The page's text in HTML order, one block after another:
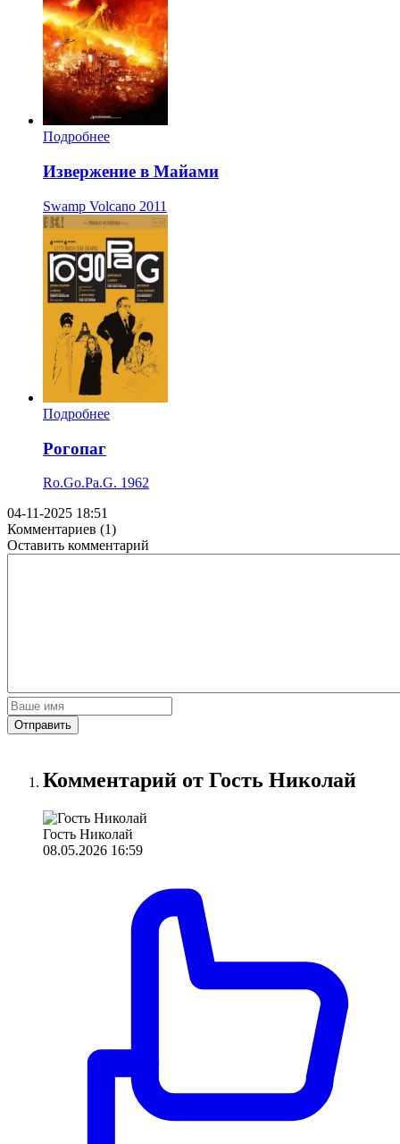
Подробнее
Извержение в Майами
Swamp Volcano 2011
Подробнее
Рогопаг
Ro.Go.Pa.G. 1962
04-11-2025 18:51
Комментариев (1)
Оставить комментарий
Отправить
Комментарий от Гость Николай
Гость Николай
08.05.2026 16:59